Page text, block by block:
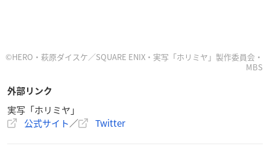
©HERO・萩原ダイスケ／SQUARE ENIX・実写「ホリミヤ」製作委員会・
MBS
外部リンク
実写「ホリミヤ」
公式サイト／ Twitter